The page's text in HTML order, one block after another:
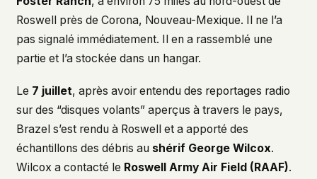
Roswell près de Corona, Nouveau-Mexique. Il ne l’a
pas signalé immédiatement. Il en a rassemblé une
partie et l’a stockée dans un hangar.
Le 7 juillet, après avoir entendu des reportages radio
sur des “disques volants” aperçus à travers le pays,
Brazel s’est rendu à Roswell et a apporté des
échantillons des débris au shérif George Wilcox.
Wilcox a contacté le Roswell Army Air Field (RAAF).